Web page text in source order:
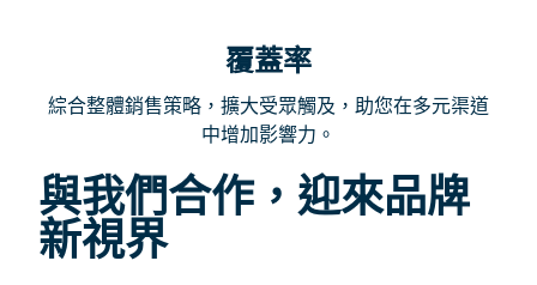
覆蓋率
綜合整體銷售策略，擴大受眾觸及，助您在多元渠道
中增加影響力。
與我們合作，迎來品牌
新視界